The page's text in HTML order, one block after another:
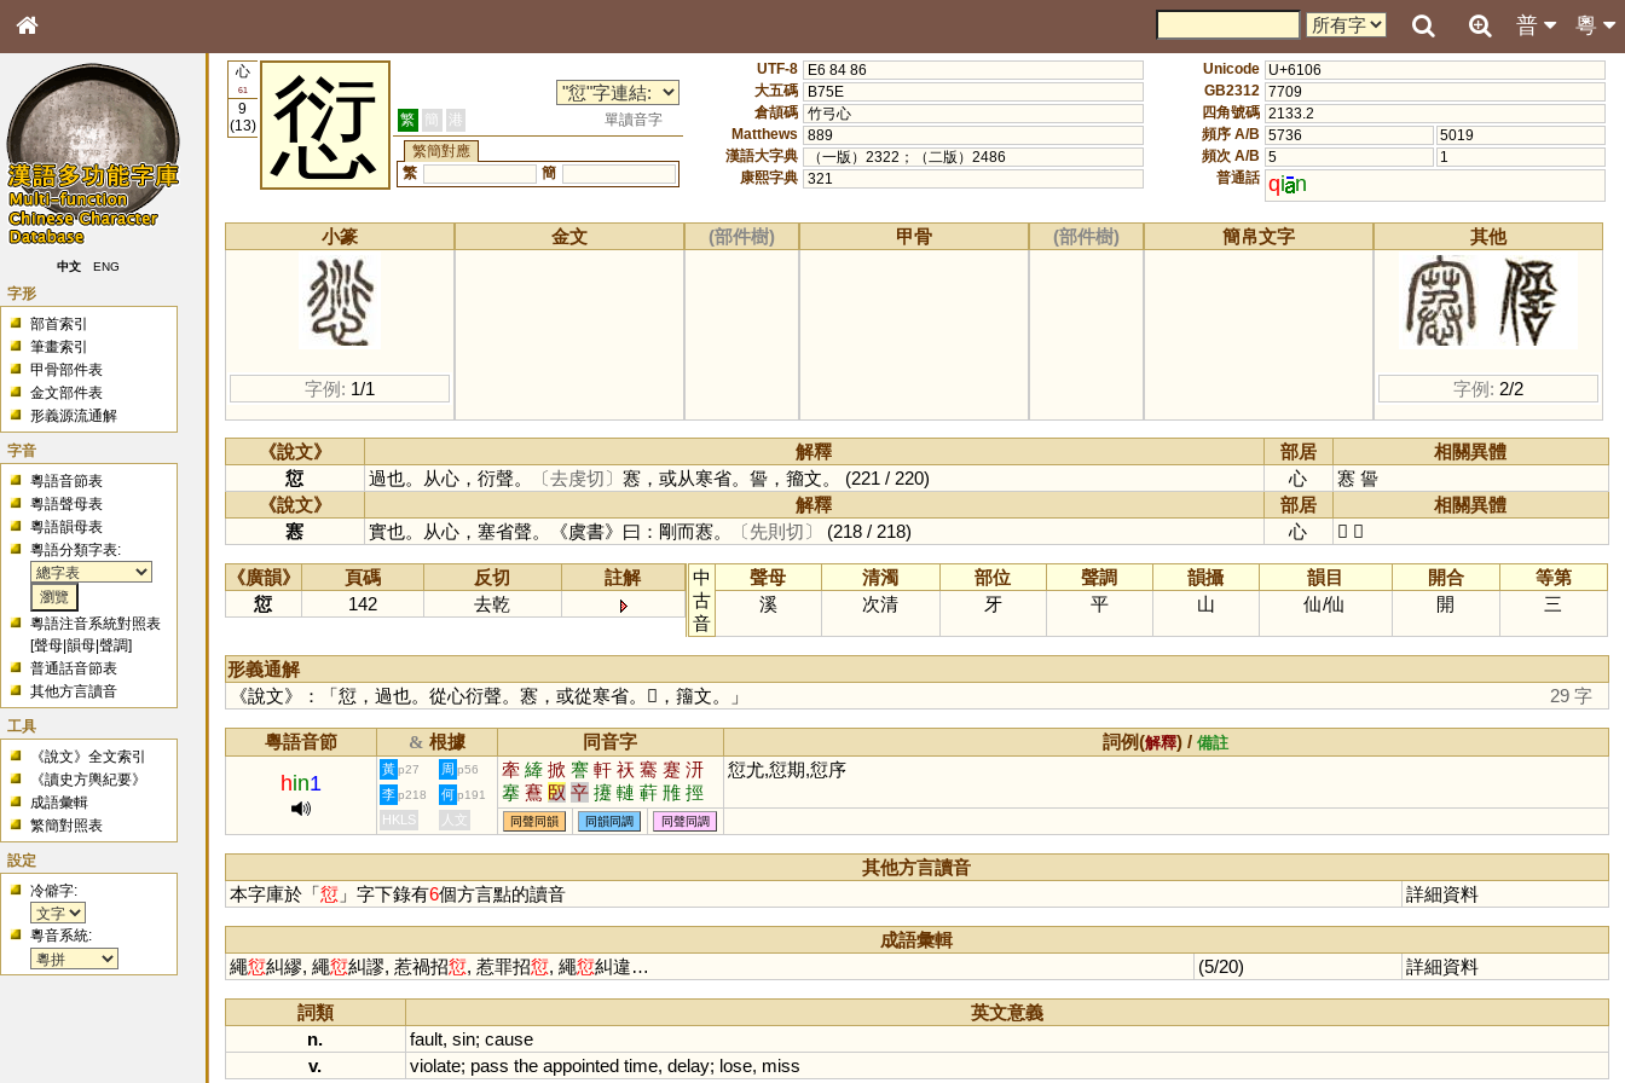
粵
普
中文 ENG
字形
部首索引
筆畫索引
甲骨部件表
金文部件表
形義源流通解
字音
粵語音節表
粵語聲母表
粵語韻母表
粵語分類字表:
粵語注音系統對照表
[聲母 |韻母 |聲調]
普通話音節表
其他方言讀音
工具
《說文》全文索引
《讀史方輿紀要》
成語彙輯
繁簡對照表
設定
冷僻字:
粵音系統:
心
61
9
(13)
愆 繁 簡 港
單讀音字
繁簡對應
繁
簡
UTF-8
E6 84 86
大五碼
B75E
倉頡碼 竹弓心
Matthews
889
漢語大字典
（一版）2322；（二版）2486
康熙字典 321
Unicode U+6106
GB2312 7709
四角號碼 2133.2
頻序 A/B 5736
5019
頻次 A/B 5
1
普通話 qi n
小篆
字例: 1/1
金文 (部件樹) 甲骨 (部件樹) 簡帛文字 其他
字例: 2/2
《說文》 解釋 部居
相關異體
愆
過也。从心，衍聲。 〔去虔切〕 㥶，或从寒省。諐，籀文。 (221 / 220) 心 㥶 諐
《說文》
解釋 部居
相關異體
㥶
實也。从心，塞省聲。《虞書》曰：剛而㥶。 〔先則切〕 (218 / 218) 心 𢥛 𢥜
《廣韻》 頁碼 反切
註解
愆
142 去乾
中
古
音
聲母 清濁 部位 聲調 韻攝 韻目 開合
等第
溪
次清 牙 平 山 仙/仙 開 三
形義通解
《說文》：「愆，過也。從心衍聲。㥶，或從寒省。𠏘，籒文。」
29 字
粵語音節 & 根據 同音字 詞例(解釋) /備註
hin1
黃 p27 周 p56 牽 縴 掀 謇 軒 祆 騫 蹇 汧
搴 鶱 臤 䇂 攓 轋 蓒 雃 挳
佡 仚 掔 攐 褰 嘕 岍 幵 杴
愆尤,愆期,愆序
李 p218 何 p191
HKLS 人文 同聲同韻 同韻同調 同聲同調
其他方言讀音
本字庫於「愆」字下錄有6個方言點的讀音 詳細資料
成語彙輯
繩愆糾繆, 繩愆糾謬, 惹禍招愆, 惹罪招愆, 繩愆糾違… (5/20) 詳細資料
詞類
英文意義
n.
fault, sin; cause
v.
violate; pass the appointed time, delay; lose, miss